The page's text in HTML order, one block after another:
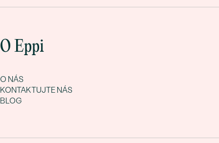
O Eppi
O NÁS
KONTAKTUJTE NÁS
BLOG